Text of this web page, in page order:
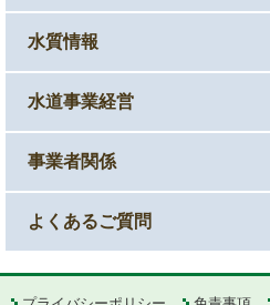
水質情報
水道事業経営
事業者関係
よくあるご質問